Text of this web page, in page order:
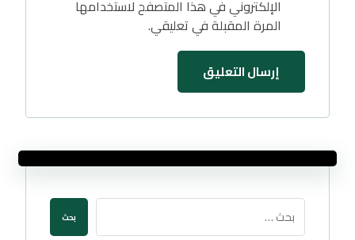
الإلكتروني في هذا المتصفح لاستخدامها
المرة المقبلة في تعليقي.
إرسال التعليق
بحث